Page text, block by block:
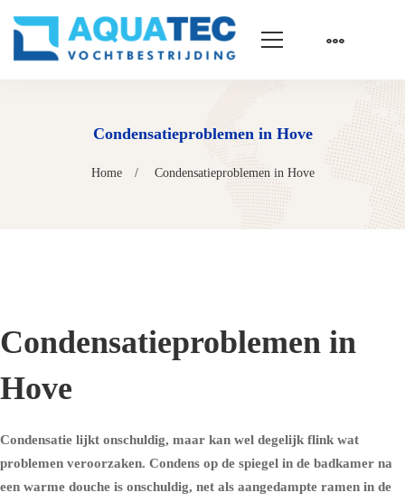
Condensatieproblemen in Hove
Home Condensatieproblemen in Hove
Condensatieproblemen in
Hove
Condensatie lijkt onschuldig, maar kan wel degelijk flink wat
problemen veroorzaken. Condens op de spiegel in de badkamer na
een warme douche is onschuldig, net als aangedampte ramen in de